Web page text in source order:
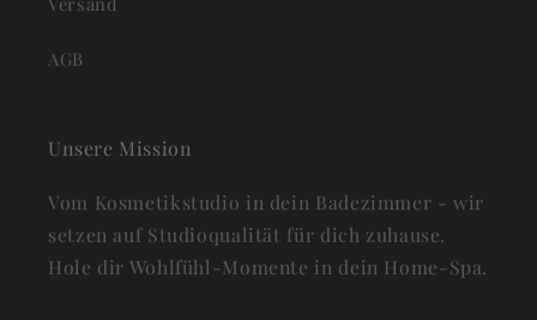
AGB
Unsere Mission
Vom Kosmetikstudio in dein Badezimmer - wir
setzen auf Studioqualität für dich zuhause.
Hole dir Wohlfühl-Momente in dein Home-Spa.